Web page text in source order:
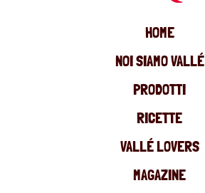
HOME
NOI SIAMO VALLÉ
PRODOTTI
RICETTE
VALLÉ LOVERS
MAGAZINE